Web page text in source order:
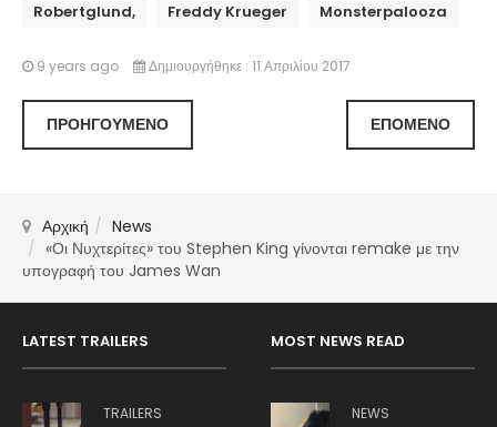
Robertglund, Freddy Krueger Monsterpalooza
9 years ago Δημιουργήθηκε : 11 Απριλίου 2017
ΠΡΟΗΓΟΎΜΕΝΟ ΕΠΌΜΕΝΟ
Αρχική
News
«Οι Νυχτερίτες» του Stephen King γίνονται remake με την
υπογραφή του James Wan
LATEST TRAILERS
TRAILERS
MOST NEWS READ
NEWS